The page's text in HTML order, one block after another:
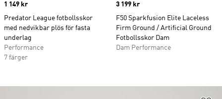
Price
1 149 kr
Predator League fotbollsskor
med nedvikbar plös för fasta
underlag
Performance
7 färger
Price
3 199 kr
F50 Sparkfusion Elite Laceless
Firm Ground / Artificial Ground
Fotbollsskor Dam
Dam Performance